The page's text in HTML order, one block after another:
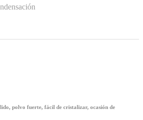
polvo fuerte, fácil de cristalizar, ocasión de